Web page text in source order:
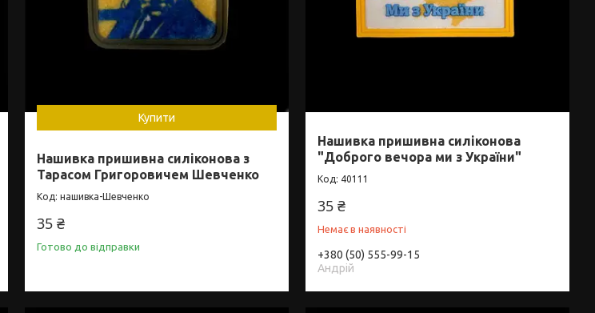
Купити
Нашивка пришивна силіконова з
Тарасом Григоровичем Шевченко
нашивка-Шевченко
35 ₴
Готово до відправки
Нашивка пришивна силіконова
"Доброго вечора ми з України"
40111
35 ₴
Немає в наявності
+380 (50) 555-99-15
Андрій